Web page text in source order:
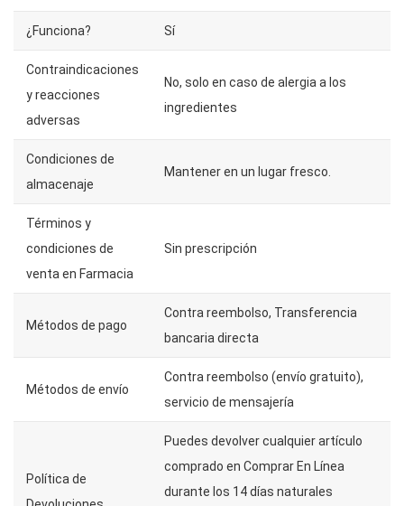
¿Funciona? Sí
Contraindicaciones
y reacciones
adversas
No, solo en caso de alergia a los
ingredientes
Condiciones de
almacenaje
Mantener en un lugar fresco.
Términos y
condiciones de
venta en Farmacia
Sin prescripción
Métodos de pago
Contra reembolso, Transferencia
bancaria directa
Métodos de envío
Contra reembolso (envío gratuito),
servicio de mensajería
Política de
Puedes devolver cualquier artículo
comprado en Comprar En Línea
durante los 14 días naturales